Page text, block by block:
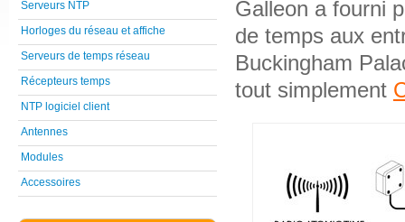
Galleon a fourni
de temps aux
Buckingham
tout simplement
Serveurs NTP
Horloges du réseau et affiche
Serveurs de temps réseau
Récepteurs temps
NTP logiciel client
Antennes
Modules
Accessoires